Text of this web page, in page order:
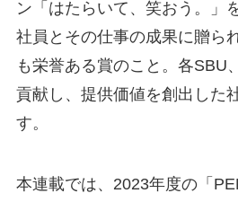
ン「はたらいて、笑おう。」
社員とその仕事の成果に贈ら
も栄誉ある賞のこと。各SBU
貢献し、提供価値を創出した
す。
本連載では、2023年度の「